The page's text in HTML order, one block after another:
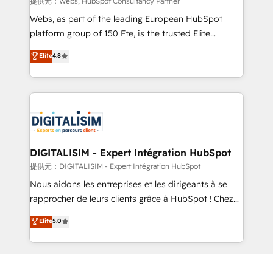
HubSpot pros 📊 Lead generation services using
HubSpot Why us? - SIX HubSpot Accreditations -
CRM, Solutions Architecture, Onboarding , Data
Migration, Custom Integration & Platform
team of 25+ experts Contact us today to help you
get more from your investment in HubSpot.
Webs, as part of the leading European HubSpot
platform group of 150 Fte, is the trusted Elite
HubSpot CRM Partner offering you a roadmap on
maximizing EBITDA and achieving Commercial
Excellence. With our targeted processes, we
strengthen your digital transformation and minimize
Implementation partner, we provide expertise to
drive your business forward. Since 2015 we are fully
dedicated to HubSpot and with an experienced
team (50+), we work with reputable companies in
B2B sectors such as manufacturing, SaaS and
business services. We prepare a customized
impact of your digital transformation, including a
detailed financial rationale with a focus on ROI and
Elite4.8
DIGITALISIM - Expert Intégration HubSpot
提供元：DIGITALISIM - Expert Intégration HubSpot
Nous aidons les entreprises et les dirigeants à se
rapprocher de leurs clients grâce à HubSpot ! Chez
DIGITALISIM, nous avons l'intime conviction que la
réussite des entreprises passe par l’innovation web,
le marketing digital, et la relation client ! C'est
Elite5.0